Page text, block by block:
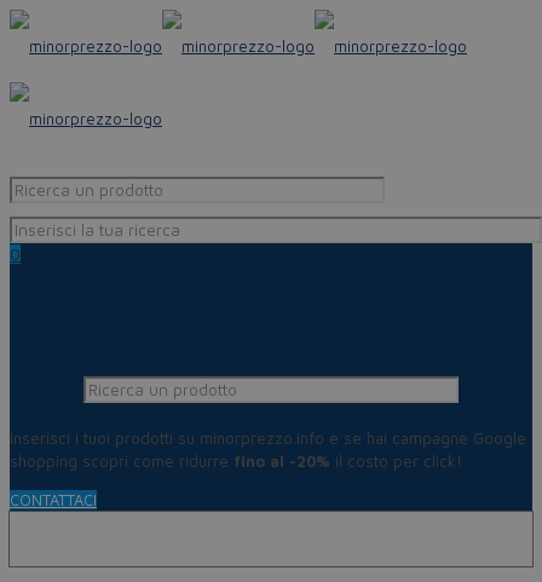
0
Inserisci i tuoi prodotti su minorprezzo.info e se hai campagne Google
shopping scopri come ridurre fino al -20% il costo per click!
CONTATTACI